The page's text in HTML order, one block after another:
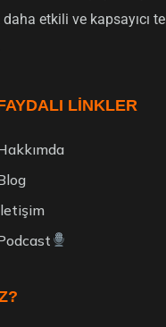
etkili ve kapsayıcı
LINKLER